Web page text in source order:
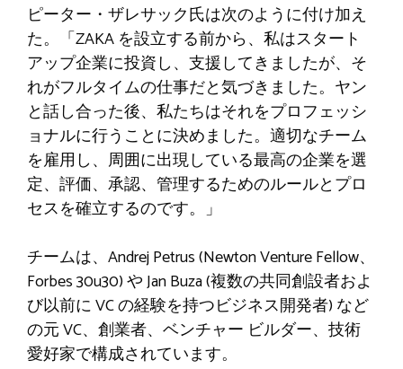
ピーター・ザレサック氏は次のように付け加え
た。「ZAKA を設立する前から、私はスタート
アップ企業に投資し、支援してきましたが、そ
れがフルタイムの仕事だと気づきました。ヤン
と話し合った後、私たちはそれをプロフェッシ
ョナルに行うことに決めました。適切なチーム
を雇用し、周囲に出現している最高の企業を選
定、評価、承認、管理するためのルールとプロ
セスを確立するのです。」
チームは、Andrej Petrus (Newton Venture Fellow、
Forbes 30u30) や Jan Buza (複数の共同創設者およ
び以前に VC の経験を持つビジネス開発者) など
の元 VC、創業者、ベンチャー ビルダー、技術
愛好家で構成されています。